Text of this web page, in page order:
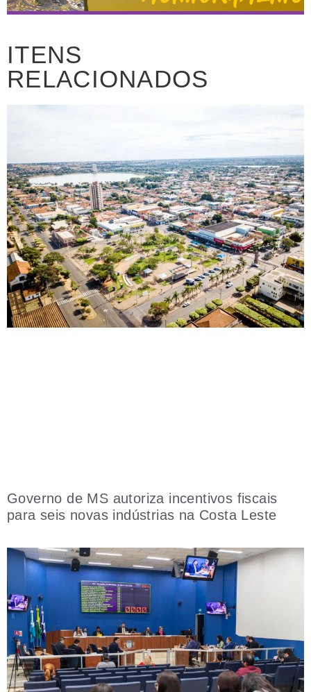
ITENS
RELACIONADOS
Governo de MS autoriza incentivos fiscais
para seis novas indústrias na Costa Leste